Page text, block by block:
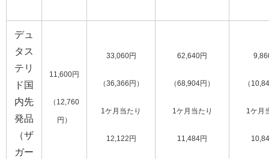
デュ
タス
テリ
ド国
内先
発品
（ザ
ガー
11,600円
（12,760
円）
33,060円
（36,366円）
1ケ月当たり
12,122円
62,640円
（68,904円）
1ケ月当たり
11,484円
（
1ケ月